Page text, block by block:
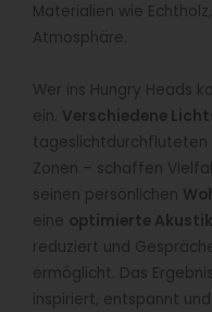
Materialien wie
Atmosphäre.
Wer ins Hungry Heads
ein. Verschiedene
tageslichtdurchfluteten
Zonen – schaffen
seinen persönlichen
eine optimierte Akustik
reduziert und
ermöglicht. Das
inspiriert, entspannt